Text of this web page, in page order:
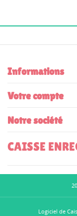
Informations
Votre compte
Notre société
CAISSE
Logiciel de